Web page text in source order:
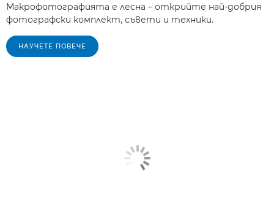
Макрофотографията е лесна – открийте най-добрия
фотографски комплект, съвети и техники.
НАУЧЕТЕ ПОВЕЧЕ